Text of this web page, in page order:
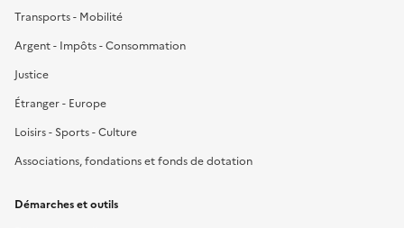
Transports - Mobilité
Argent - Impôts - Consommation
Justice
Étranger - Europe
Loisirs - Sports - Culture
Associations, fondations et fonds de dotation
Démarches et outils